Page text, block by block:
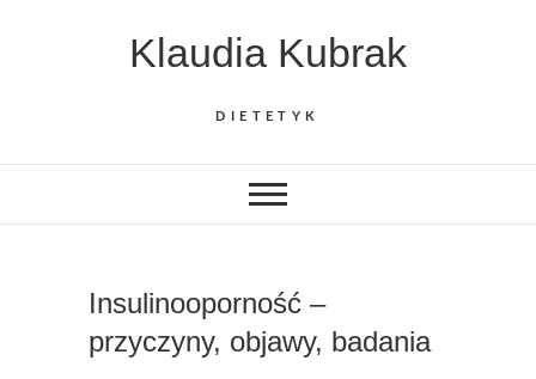
Klaudia Kubrak
DIETETYK
Insulinooporność –
przyczyny, objawy, badania